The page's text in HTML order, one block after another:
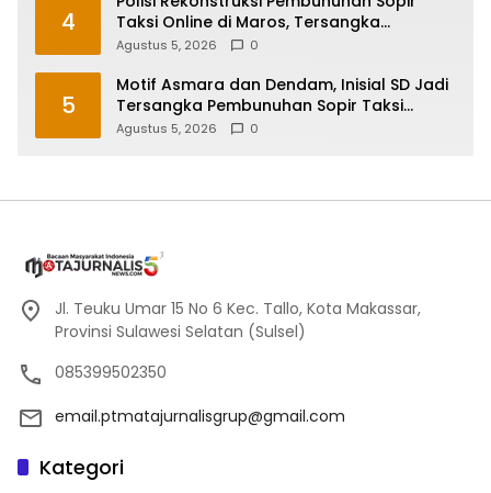
4
Taksi Online di Maros, Tersangka
Peragakan 24 Adegan
Agustus 5, 2026 0
5
Motif Asmara dan Dendam, Inisial SD Jadi
Tersangka Pembunuhan Sopir Taksi
Online di Maros
Agustus 5, 2026 0
Jl. Teuku Umar 15 No 6 Kec. Tallo, Kota Makassar,
Provinsi Sulawesi Selatan (Sulsel)
085399502350
email.ptmatajurnalisgrup@gmail.com
Kategori